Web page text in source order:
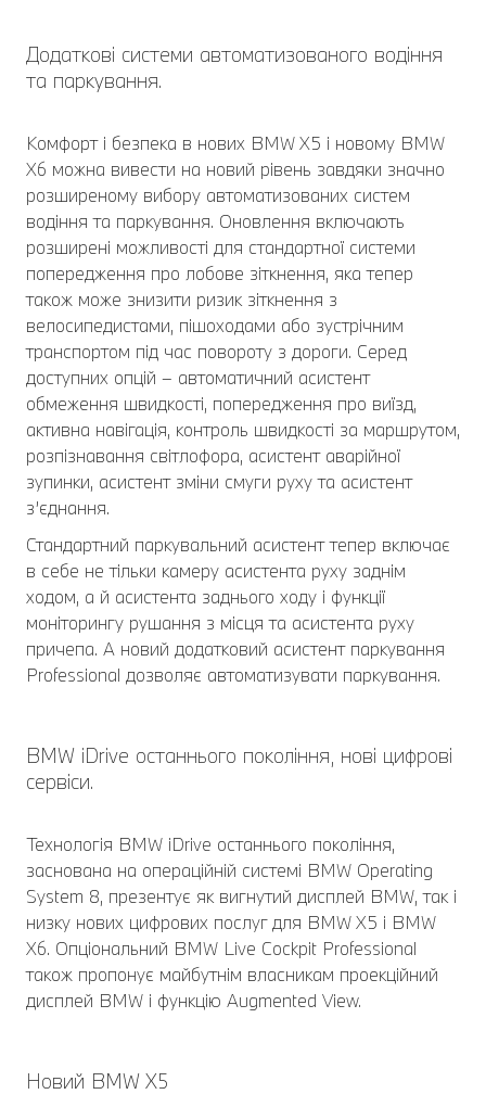
Додаткові системи автоматизованого водіння
та паркування.
Комфорт і безпека в нових BMW X5 і новому BMW
X6 можна вивести на новий рівень завдяки значно
розширеному вибору автоматизованих систем
водіння та паркування. Оновлення включають
розширені можливості для стандартної системи
попередження про лобове зіткнення, яка тепер
також може знизити ризик зіткнення з
велосипедистами, пішоходами або зустрічним
транспортом під час повороту з дороги. Серед
доступних опцій – автоматичний асистент
обмеження швидкості, попередження про виїзд,
активна навігація, контроль швидкості за маршрутом,
розпізнавання світлофора, асистент аварійної
зупинки, асистент зміни смуги руху та асистент
з’єднання.
Стандартний паркувальний асистент тепер включає
в себе не тільки камеру асистента руху заднім
ходом, а й асистента заднього ходу і функції
моніторингу рушання з місця та асистента руху
причепа. А новий додатковий асистент паркування
Professional дозволяє автоматизувати паркування.
BMW iDrive останнього покоління, нові цифрові
сервіси.
Технологія BMW iDrive останнього покоління,
заснована на операційній системі BMW Operating
System 8, презентує як вигнутий дисплей BMW, так і
низку нових цифрових послуг для BMW X5 і BMW
X6. Опціональний BMW Live Cockpit Professional
також пропонує майбутнім власникам проекційний
дисплей BMW і функцію Augmented View.
Новий BMW X5